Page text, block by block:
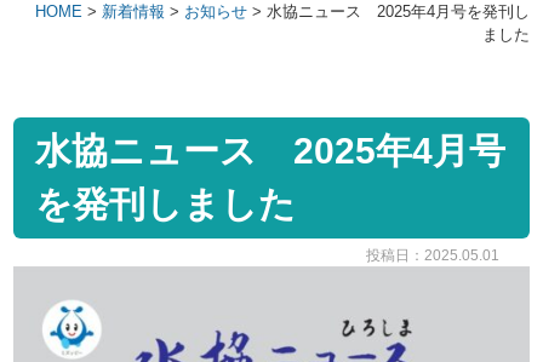
HOME > 新着情報 > お知らせ> 水協ニュース 2025年4月号を発刊し
ました
水協ニュース 2025年4月号
を発刊しました
投稿日：2025.05.01